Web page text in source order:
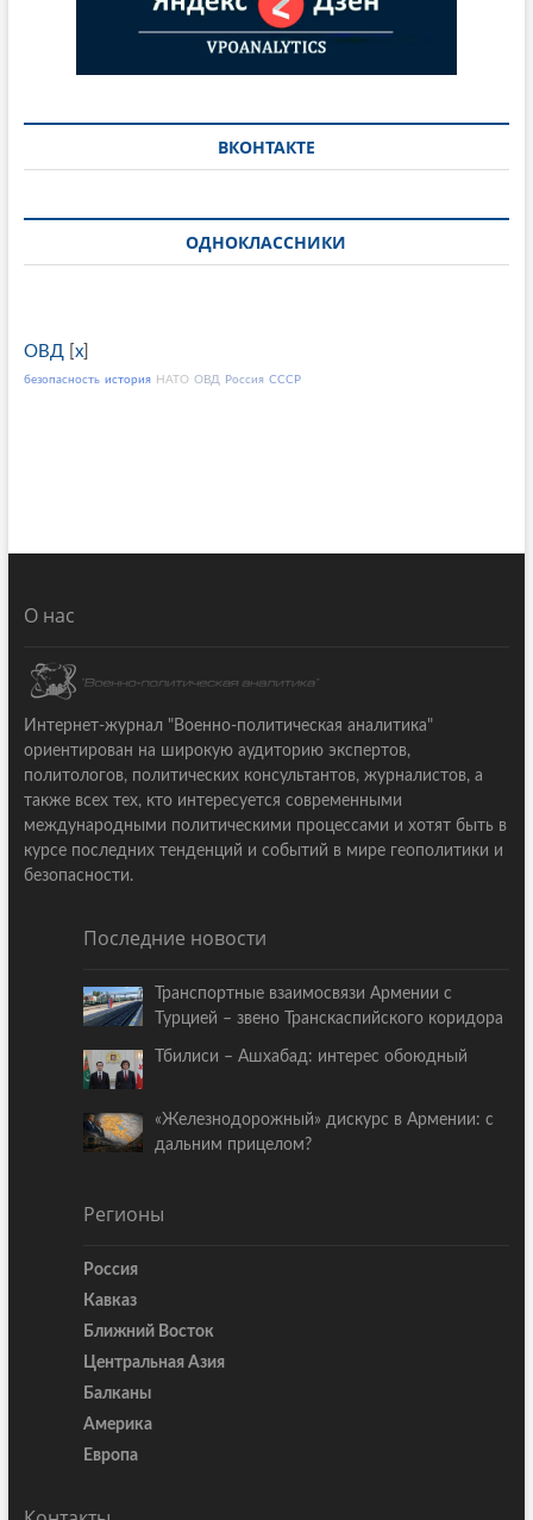
ВКОНТАКТЕ
ОДНОКЛАССНИКИ
ОВД x]
безопасность история НАТО ОВД Россия СССР
О нас
Интернет-журнал "Военно-политическая аналитика"
ориентирован на широкую аудиторию экспертов,
политологов, политических консультантов, журналистов, а
также всех тех, кто интересуется современными
международными политическими процессами и хотят быть в
курсе последних тенденций и событий в мире геополитики и
безопасности.
Последние новости
Транспортные взаимосвязи Армении с
Турцией – звено Транскаспийского коридора
Тбилиси – Ашхабад: интерес обоюдный
«Железнодорожный» дискурс в Армении: с
дальним прицелом?
Регионы
Россия
Кавказ
Ближний Восток
Центральная Азия
Балканы
Америка
Европа